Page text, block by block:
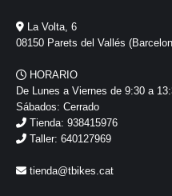
La Volta, 6
08150 Parets del Vallés
HORARIO
De Lunes a Viernes de 9:30 a
Sábados: Cerrado
Tienda: 938415976
Taller: 640127969
tienda@tbikes.cat